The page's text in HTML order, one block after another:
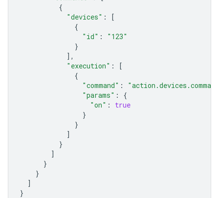
{
"devices" :
[
{
"id" :
"123"
}
],
"execution" :
[
{
"command" :
"params" :
{
"on" :
true
}
}
]
}
]
}
}
]
}